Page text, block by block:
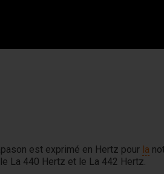
est exprimé en Hertz pour la
La 440 Hertz et le La 442 Hertz.